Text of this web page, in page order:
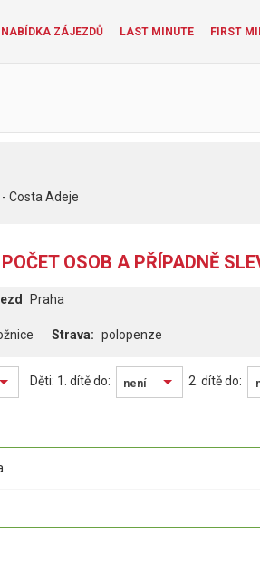
NABÍDKA ZÁJEZDŮ LAST MINUTE FIRST
Costa Adeje
OSOB A PŘÍPADNĚ
Praha
polopenze
Děti: 1. dítě do: není 2. dítě do: